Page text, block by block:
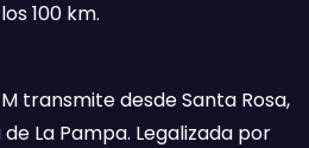
100 km.
transmite desde Santa Rosa,
La Pampa. Legalizada por